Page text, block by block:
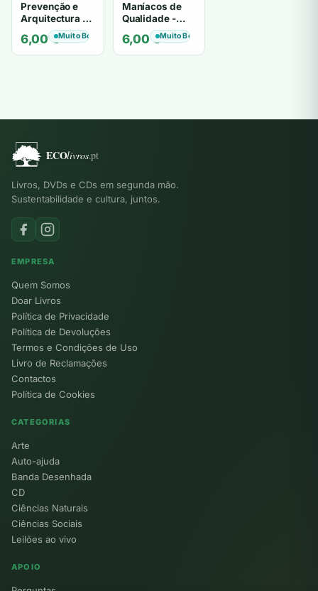
Prevenção e
Arquitectura -
CARLOS
ANTERO
FERREIRA
6,00€Muito Bom
Maníacos de
Qualidade -
Joana Amaral
Dias
6,00€Muito Bom
Livros, DVDs e CDs em segunda mão.
Sustentabilidade e cultura, juntos.
EMPRESA
Quem Somos
Doar Livros
Política de Privacidade
Política de Devoluções
Termos e Condições de Uso
Livro de Reclamações
Contactos
Política de Cookies
CATEGORIAS
Arte
Auto-ajuda
Banda Desenhada
CD
Ciências Naturais
Ciências Sociais
Leilões ao vivo
APOIO